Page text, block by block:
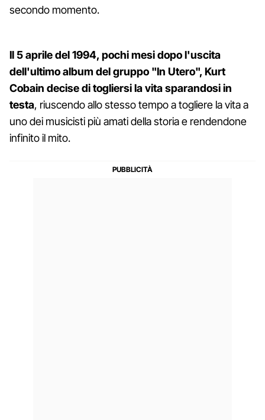
secondo momento.
Il 5 aprile del 1994, pochi mesi dopo l'uscita
dell'ultimo album del gruppo "In Utero", Kurt
Cobain decise di togliersi la vita sparandosi in
testa, riuscendo allo stesso tempo a togliere la vita a
uno dei musicisti più amati della storia e rendendone
infinito il mito.